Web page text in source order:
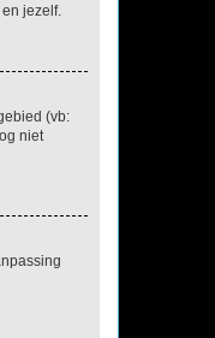
jezelf.
(vb:
niet